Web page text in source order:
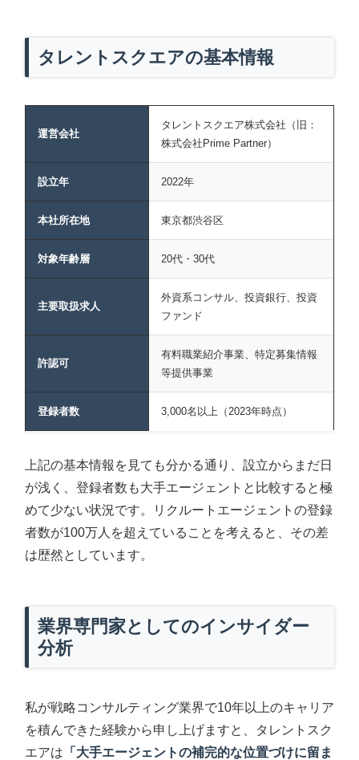
タレントスクエアの基本情報
運営会社
タレントスクエア株式会社（旧：
株式会社Prime Partner）
設立年 2022年
本社所在地 東京都渋谷区
対象年齢層 20代・30代
主要取扱求人
外資系コンサル、投資銀行、投資
ファンド
許認可
有料職業紹介事業、特定募集情報
等提供事業
登録者数 3,000名以上（2023年時点）
上記の基本情報を見ても分かる通り、設立からまだ日
が浅く、登録者数も大手エージェントと比較すると極
めて少ない状況です。リクルートエージェントの登録
者数が100万人を超えていることを考えると、その差
は歴然としています。
業界専門家としてのインサイダー
分析
私が戦略コンサルティング業界で10年以上のキャリア
を積んできた経験から申し上げますと、タレントスク
エアは 「大手エージェントの補完的な位置づけに留ま